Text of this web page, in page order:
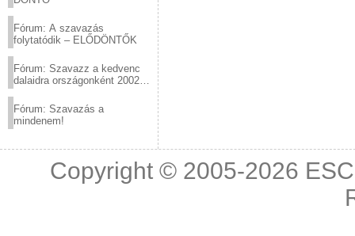
Fórum: A szavazás
folytatódik – ELŐDÖNTŐK
Fórum: Szavazz a kedvenc
dalaidra országonként 2002
Fórum: Szavazás a
mindenem!
Copyright © 2005-2026